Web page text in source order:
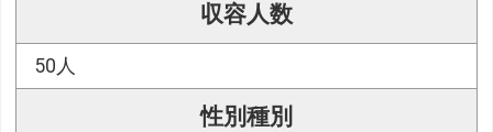
収容人数
50人
性別種別